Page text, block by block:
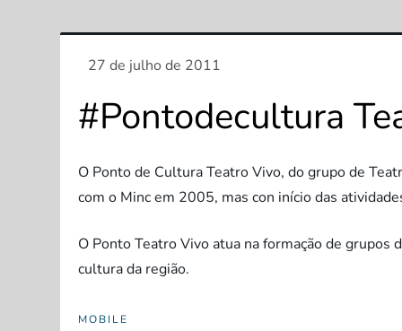
#Pontodecultura
O Ponto de Cultura Teatro Vivo, do grupo de
com o Minc em 2005, mas con início das
O Ponto Teatro Vivo atua na formação de
cultura da região.
MOBILE